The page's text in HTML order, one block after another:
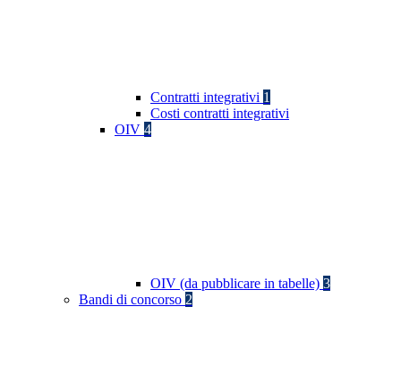
Contratti integrativi 1
Costi contratti integrativi
OIV 4
OIV (da pubblicare in tabelle) 3
Bandi di concorso 2